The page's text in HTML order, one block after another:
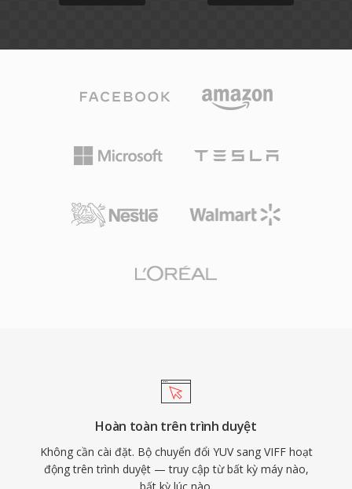
Hoàn toàn trên trình duyệt
Không cần cài đặt. Bộ chuyển đổi YUV sang VIFF hoạt
động trên trình duyệt — truy cập từ bất kỳ máy nào,